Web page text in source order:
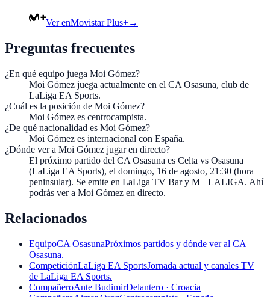
Ver enMovistar Plus+→
Preguntas frecuentes
¿En qué equipo juega Moi Gómez?
Moi Gómez juega actualmente en el CA Osasuna, club de
LaLiga EA Sports.
¿Cuál es la posición de Moi Gómez?
Moi Gómez es centrocampista.
¿De qué nacionalidad es Moi Gómez?
Moi Gómez es internacional con España.
¿Dónde ver a Moi Gómez jugar en directo?
El próximo partido del CA Osasuna es Celta vs Osasuna
(LaLiga EA Sports), el domingo, 16 de agosto, 21:30 (hora
peninsular). Se emite en LaLiga TV Bar y M+ LALIGA. Ahí
podrás ver a Moi Gómez en directo.
Relacionados
EquipoCA OsasunaPróximos partidos y dónde ver al CA
Osasuna.
CompeticiónLaLiga EA SportsJornada actual y canales TV
de LaLiga EA Sports.
CompañeroAnte BudimirDelantero · Croacia